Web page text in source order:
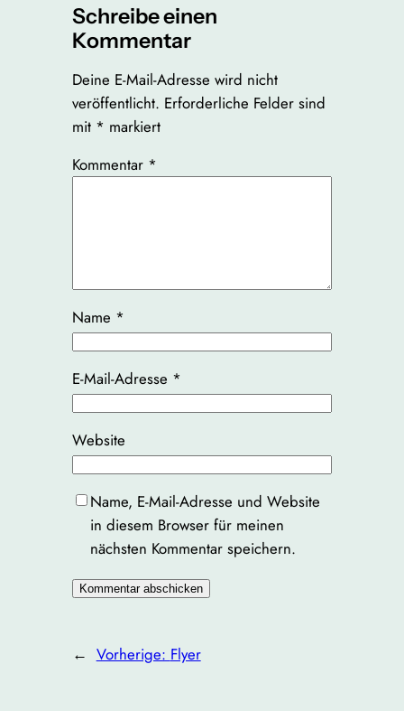
Schreibe einen
Kommentar
Deine E-Mail-Adresse wird nicht
veröffentlicht. Erforderliche Felder sind
mit * markiert
Kommentar *
Name *
E-Mail-Adresse *
Website
Name, E-Mail-Adresse und Website
in diesem Browser für meinen
nächsten Kommentar speichern.
← Vorherige: Flyer